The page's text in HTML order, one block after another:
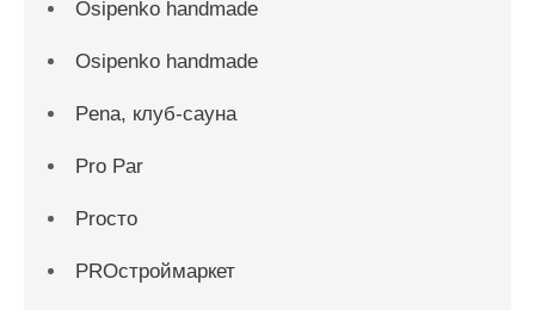
Osipenko handmade
Osipenko handmade
Pena, клуб-сауна
Pro Par
Proсто
PROстроймаркет